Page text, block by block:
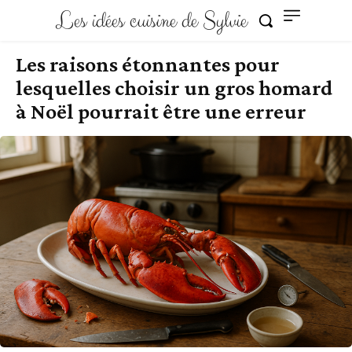
Les idées cuisine de Sylvie
Les raisons étonnantes pour
lesquelles choisir un gros homard
à Noël pourrait être une erreur